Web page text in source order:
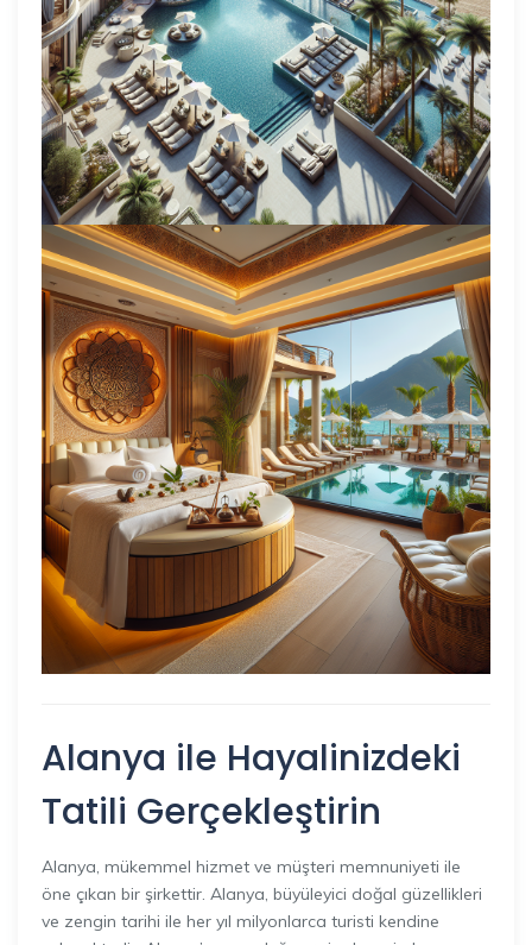
Alanya ile Hayalinizdeki
Tatili Gerçekleştirin
Alanya, mükemmel hizmet ve müşteri memnuniyeti ile
öne çıkan bir şirkettir. Alanya, büyüleyici doğal güzellikleri
ve zengin tarihi ile her yıl milyonlarca turisti kendine